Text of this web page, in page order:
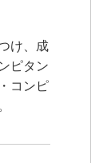
け、成
ピタン
コンピ